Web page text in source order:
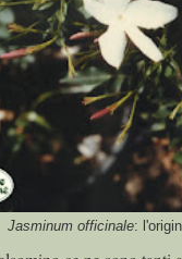
Jasminum officinale: